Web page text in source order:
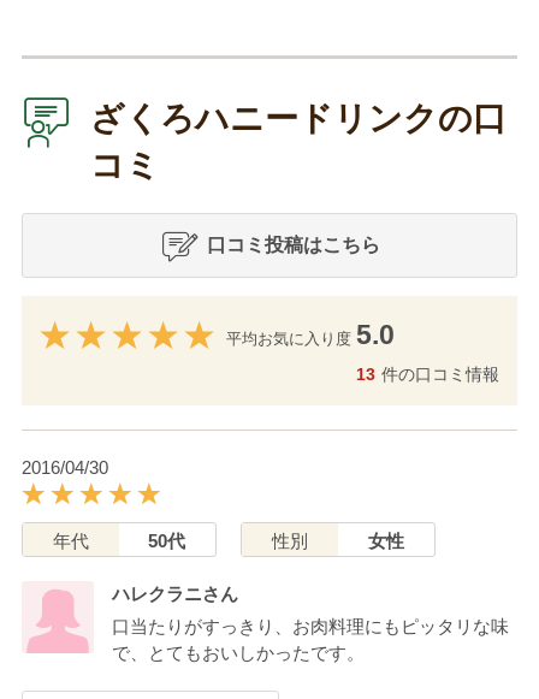
ざくろハニードリンクの口
コミ
口コミ投稿はこちら
平均お気に入り度 5.0
13 件の口コミ情報
2016/04/30
年代 50代 性別 女性
ハレクラニさん
口当たりがすっきり、お肉料理にもピッタリな味
で、とてもおいしかったです。